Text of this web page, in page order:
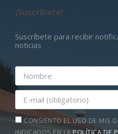
¡Suscríbete!
Suscríbete para recibir
noticias
CONSIENTO EL USO DE MIS
INDICADOS EN LAPOLÍTICA DE